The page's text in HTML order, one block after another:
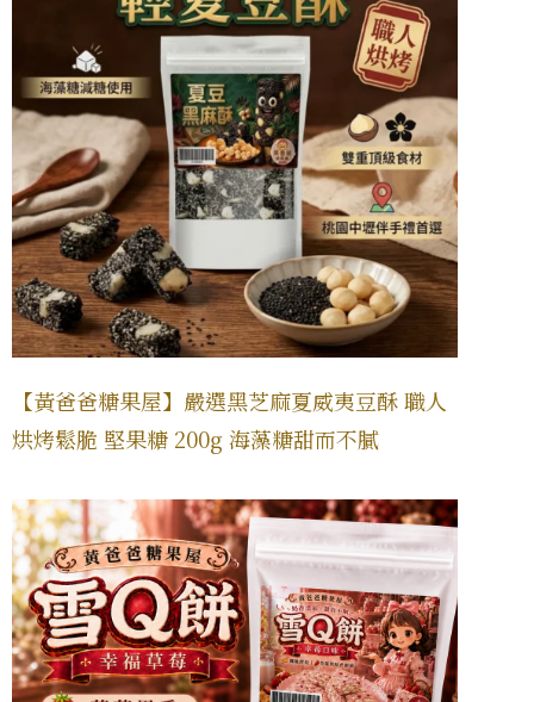
【黃爸爸糖果屋】嚴選黑芝麻夏威夷豆酥 職人
烘烤鬆脆 堅果糖 200g 海藻糖甜而不膩